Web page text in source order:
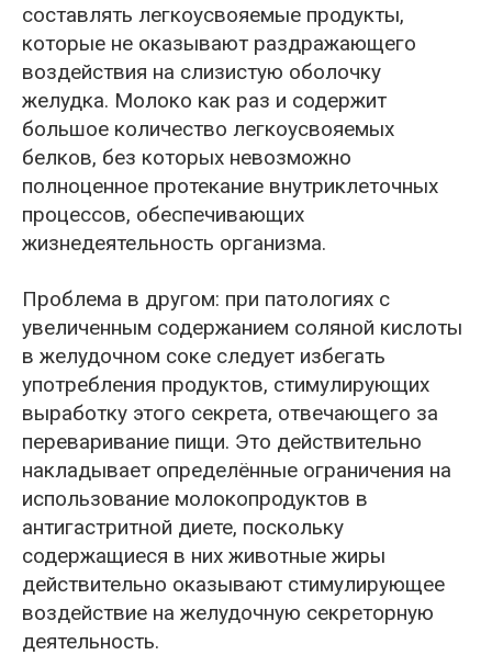
составлять легкоусвояемые продукты,
которые не оказывают раздражающего
воздействия на слизистую оболочку
желудка. Молоко как раз и содержит
большое количество легкоусвояемых
белков, без которых невозможно
полноценное протекание внутриклеточных
процессов, обеспечивающих
жизнедеятельность организма.
Проблема в другом: при патологиях с
увеличенным содержанием соляной кислоты
в желудочном соке следует избегать
употребления продуктов, стимулирующих
выработку этого секрета, отвечающего за
переваривание пищи. Это действительно
накладывает определённые ограничения на
использование молокопродуктов в
антигастритной диете, поскольку
содержащиеся в них животные жиры
действительно оказывают стимулирующее
воздействие на желудочную секреторную
деятельность.